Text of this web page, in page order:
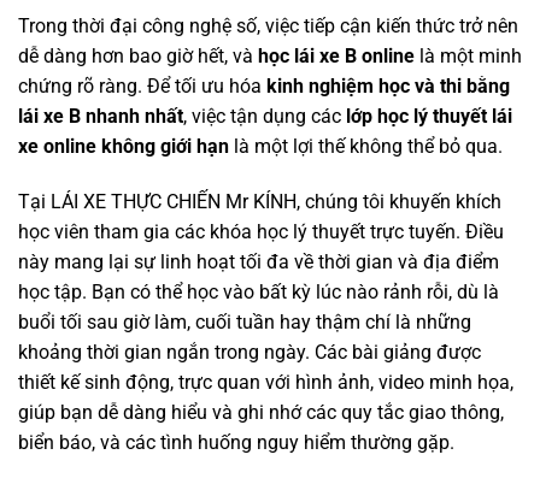
Trong thời đại công nghệ số, việc tiếp cận kiến thức trở nên
dễ dàng hơn bao giờ hết, và học lái xe B online là một minh
chứng rõ ràng. Để tối ưu hóa kinh nghiệm học và thi bằng
lái xe B nhanh nhất, việc tận dụng các lớp học lý thuyết lái
xe online không giới hạn là một lợi thế không thể bỏ qua.
Tại LÁI XE THỰC CHIẾN Mr KÍNH, chúng tôi khuyến khích
học viên tham gia các khóa học lý thuyết trực tuyến. Điều
này mang lại sự linh hoạt tối đa về thời gian và địa điểm
học tập. Bạn có thể học vào bất kỳ lúc nào rảnh rỗi, dù là
buổi tối sau giờ làm, cuối tuần hay thậm chí là những
khoảng thời gian ngắn trong ngày. Các bài giảng được
thiết kế sinh động, trực quan với hình ảnh, video minh họa,
giúp bạn dễ dàng hiểu và ghi nhớ các quy tắc giao thông,
biển báo, và các tình huống nguy hiểm thường gặp.